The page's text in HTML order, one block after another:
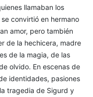
llamaban los
convirtió en hermano
amor, pero también
de la hechicera, madre
de la magia, de las
olvido. En escenas de
identidades, pasiones
tragedia de Sigurd y